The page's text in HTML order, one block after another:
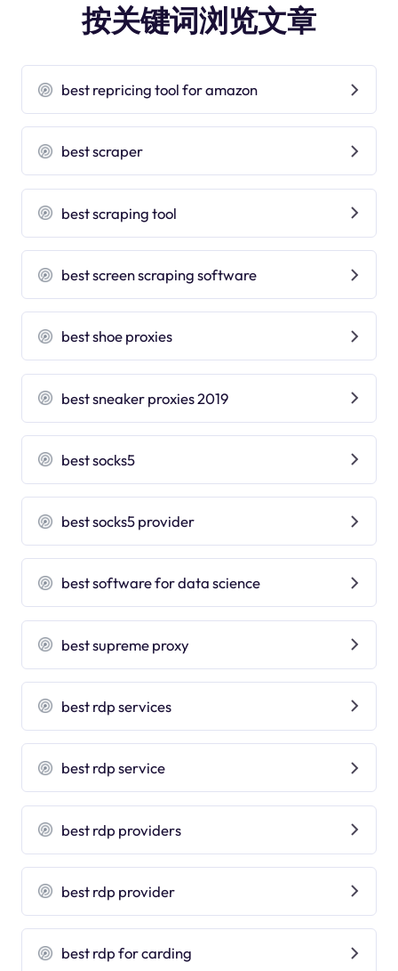
按关键词浏览文章
best repricing tool for amazon
best scraper
best scraping tool
best screen scraping software
best shoe proxies
best sneaker proxies 2019
best socks5
best socks5 provider
best software for data science
best supreme proxy
best rdp services
best rdp service
best rdp providers
best rdp provider
best rdp for carding